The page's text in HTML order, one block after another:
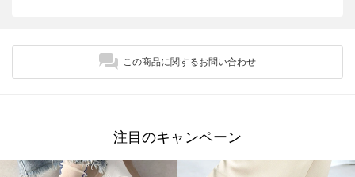
この商品に関するお問い合わせ
注目のキャンペーン